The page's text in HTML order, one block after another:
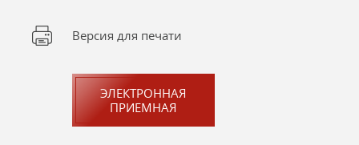
Версия для печати
ЭЛЕКТРОННАЯ
ПРИЕМНАЯ